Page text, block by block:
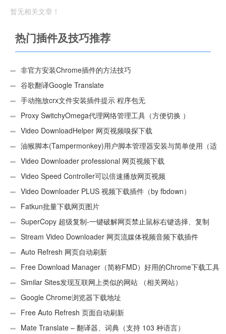
暂无相关文章！
热门插件及技巧推荐
非官方安装Chrome插件的方法技巧
谷歌翻译Google Translate
手动拖放crx文件安装插件提示 程序包无
效:“CEX_HEADER_INVALID”的解决办法
Proxy SwitchyOmega代理网络管理工具（方便切换 ）
Video DownloadHelper 网页视频嗅探下载
油猴脚本(Tampermonkey)用户脚本管理器安装与简单使用（适
用Android）
Video Downloader professional 网页视频下载
Video Speed Controller可以倍速播放网页视频
Video Downloader PLUS 视频下载插件（by fbdown）
Fatkun批量下载网页图片
SuperCopy 超级复制-一键破解网页禁止鼠标右键选择、复制
Stream Video Downloader 网页流媒体视频音频下载插件
Auto Refresh 网页自动刷新
Free Download Manager（简称FMD）好用的Chrome下载工具
插件Similar Sites发现互联网上类似的网站 （相关网站）
Google Chrome浏览器下载地址
Free Auto Refresh 页面自动刷新
Mate Translate – 翻译器、词典（支持 103 种语言）